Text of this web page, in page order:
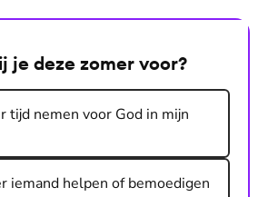
je deze zomer voor?
tijd nemen voor God in mijn
iemand helpen of bemoedigen